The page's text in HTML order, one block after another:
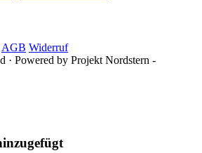
AGB Widerruf
· Powered by Projekt Nordstern -